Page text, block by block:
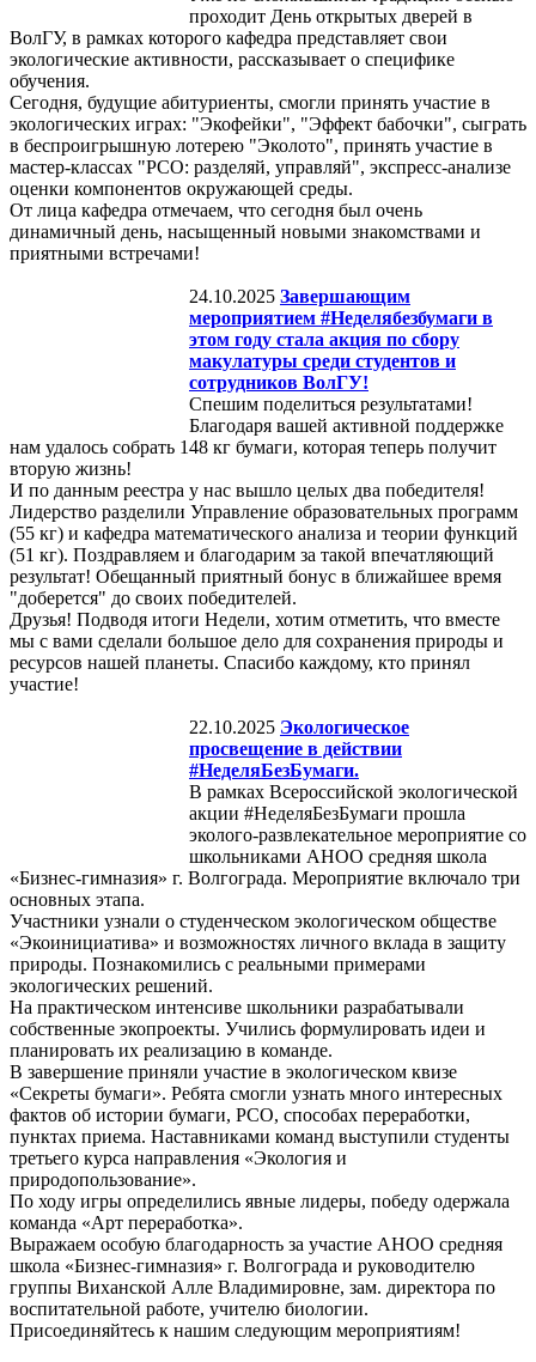
проходит День открытых дверей в
ВолГУ, в рамках которого кафедра представляет свои
экологические активности, рассказывает о специфике
обучения.
Сегодня, будущие абитуриенты, смогли принять участие в
экологических играх: "Экофейки", "Эффект бабочки", сыграть
в беспроигрышную лотерею "Эколото", принять участие в
мастер-классах "РСО: разделяй, управляй", экспресс-анализе
оценки компонентов окружающей среды.
От лица кафедра отмечаем, что сегодня был очень
динамичный день, насыщенный новыми знакомствами и
приятными встречами!
24.10.2025 Завершающим
мероприятием #Неделябезбумаги в
этом году стала акция по сбору
макулатуры среди студентов и
сотрудников ВолГУ!
Спешим поделиться результатами!
Благодаря вашей активной поддержке
нам удалось собрать 148 кг бумаги, которая теперь получит
вторую жизнь!
И по данным реестра у нас вышло целых два победителя!
Лидерство разделили Управление образовательных программ
(55 кг) и кафедра математического анализа и теории функций
(51 кг). Поздравляем и благодарим за такой впечатляющий
результат! Обещанный приятный бонус в ближайшее время
"доберется" до своих победителей.
Друзья! Подводя итоги Недели, хотим отметить, что вместе
мы с вами сделали большое дело для сохранения природы и
ресурсов нашей планеты. Спасибо каждому, кто принял
участие!
22.10.2025 Экологическое
просвещение в действии
#НеделяБезБумаги.
В рамках Всероссийской экологической
акции #НеделяБезБумаги прошла
эколого-развлекательное мероприятие со
школьниками АНОО средняя школа
«Бизнес-гимназия» г. Волгограда. Мероприятие включало три
основных этапа.
Участники узнали о студенческом экологическом обществе
«Экоинициатива» и возможностях личного вклада в защиту
природы. Познакомились с реальными примерами
экологических решений.
На практическом интенсиве школьники разрабатывали
собственные экопроекты. Учились формулировать идеи и
планировать их реализацию в команде.
В завершение приняли участие в экологическом квизе
«Секреты бумаги». Ребята смогли узнать много интересных
фактов об истории бумаги, РСО, способах переработки,
пунктах приема. Наставниками команд выступили студенты
третьего курса направления «Экология и
природопользование».
По ходу игры определились явные лидеры, победу одержала
команда «Арт переработка».
Выражаем особую благодарность за участие АНОО средняя
школа «Бизнес-гимназия» г. Волгограда и руководителю
группы Виханской Алле Владимировне, зам. директора по
воспитательной работе, учителю биологии.
Присоединяйтесь к нашим следующим мероприятиям!